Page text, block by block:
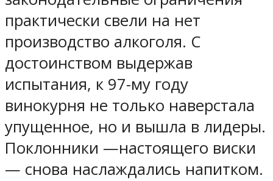
практически свели на нет
производство алкоголя. С
достоинством выдержав
испытания, к 97-му году
винокурня не только наверстала
упущенное, но и вышла в лидеры.
Поклонники —настоящего виски
— снова наслаждались напитком.